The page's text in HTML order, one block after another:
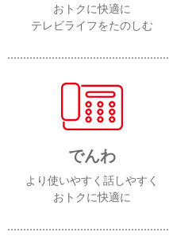
おトクに快適に
テレビライフをたのしむ
でんわ
より使いやすく話しやすく
おトクに快適に